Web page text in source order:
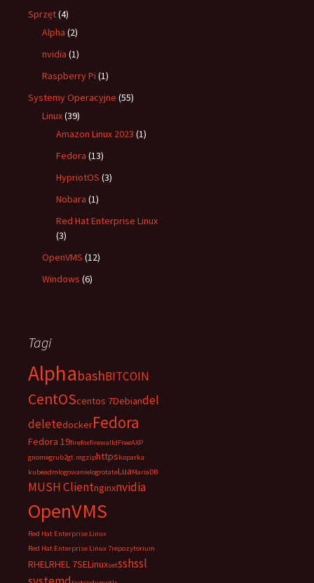
Sprzęt(4)
Alpha (2)
nvidia (1)
Raspberry Pi (1)
Systemy Operacyjne (55)
Linux(39)
Amazon Linux 2023 (1)
Fedora (13)
HypriotOS (3)
Nobara (1)
Red Hat Enterprise Linux
(3)
OpenVMS (12)
Windows (6)
Tagi
AlphabashBITCOIN
CentOScentos 7Debiandel
deletedockerFedora
Fedora 19firefoxfirewalldFreeAXP
gnomegrub2gt.mgziphttpskoparka
kubeadmlogowanielogrotateLuaMariaDB
MUSH Clientnginxnvidia
OpenVMS
Red Hat Enterprise Linux
Red Hat Enterprise Linux 7repozytorium
RHELRHEL 7SELinuxsetsshssl